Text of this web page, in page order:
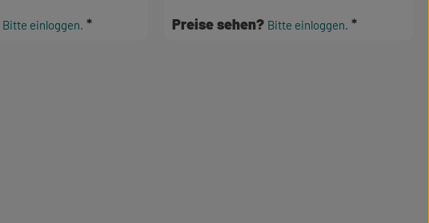
Bitte einloggen. Preise sehen? Bitte einloggen.